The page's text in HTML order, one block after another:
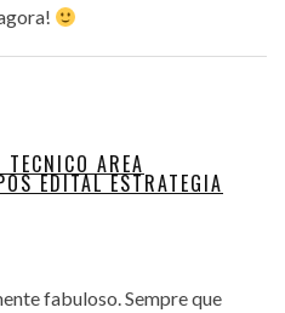
AREA
EDITAL ESTRATEGIA
fabuloso. Sempre que